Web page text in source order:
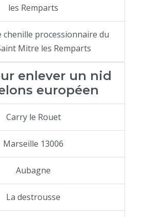
les Remparts
chenille processionnaire du
Mitre les Remparts
enlever un nid
européen
Carry le Rouet
Marseille 13006
Aubagne
La destrousse